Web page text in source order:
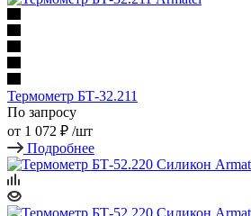
Термометр БТ-32.211
По запросу
от 1 072 ₽ /шт
Подробнее